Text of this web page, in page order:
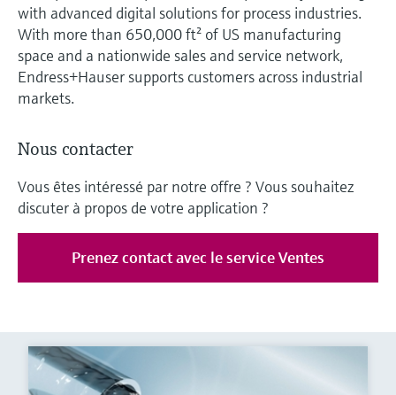
with advanced digital solutions for process industries.
With more than 650,000 ft² of US manufacturing
space and a nationwide sales and service network,
Endress+Hauser supports customers across industrial
markets.
Nous contacter
Vous êtes intéressé par notre offre ? Vous souhaitez
discuter à propos de votre application ?
Prenez contact avec le service Ventes